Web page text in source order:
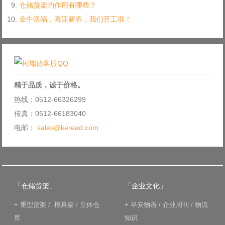
仓储货架的作用有哪些？
金牛送福，喜迎新春，我们开工啦！
精于品质，诚于价格。
热线：0512-66326299
传真：0512-66183040
电邮： sales@keread.com
「仓储货架」
+ 重型货架 / 模具架 / 立体仓
库
「企业文化」
+ 早安物语 / 企业周刊 / 物流
知识